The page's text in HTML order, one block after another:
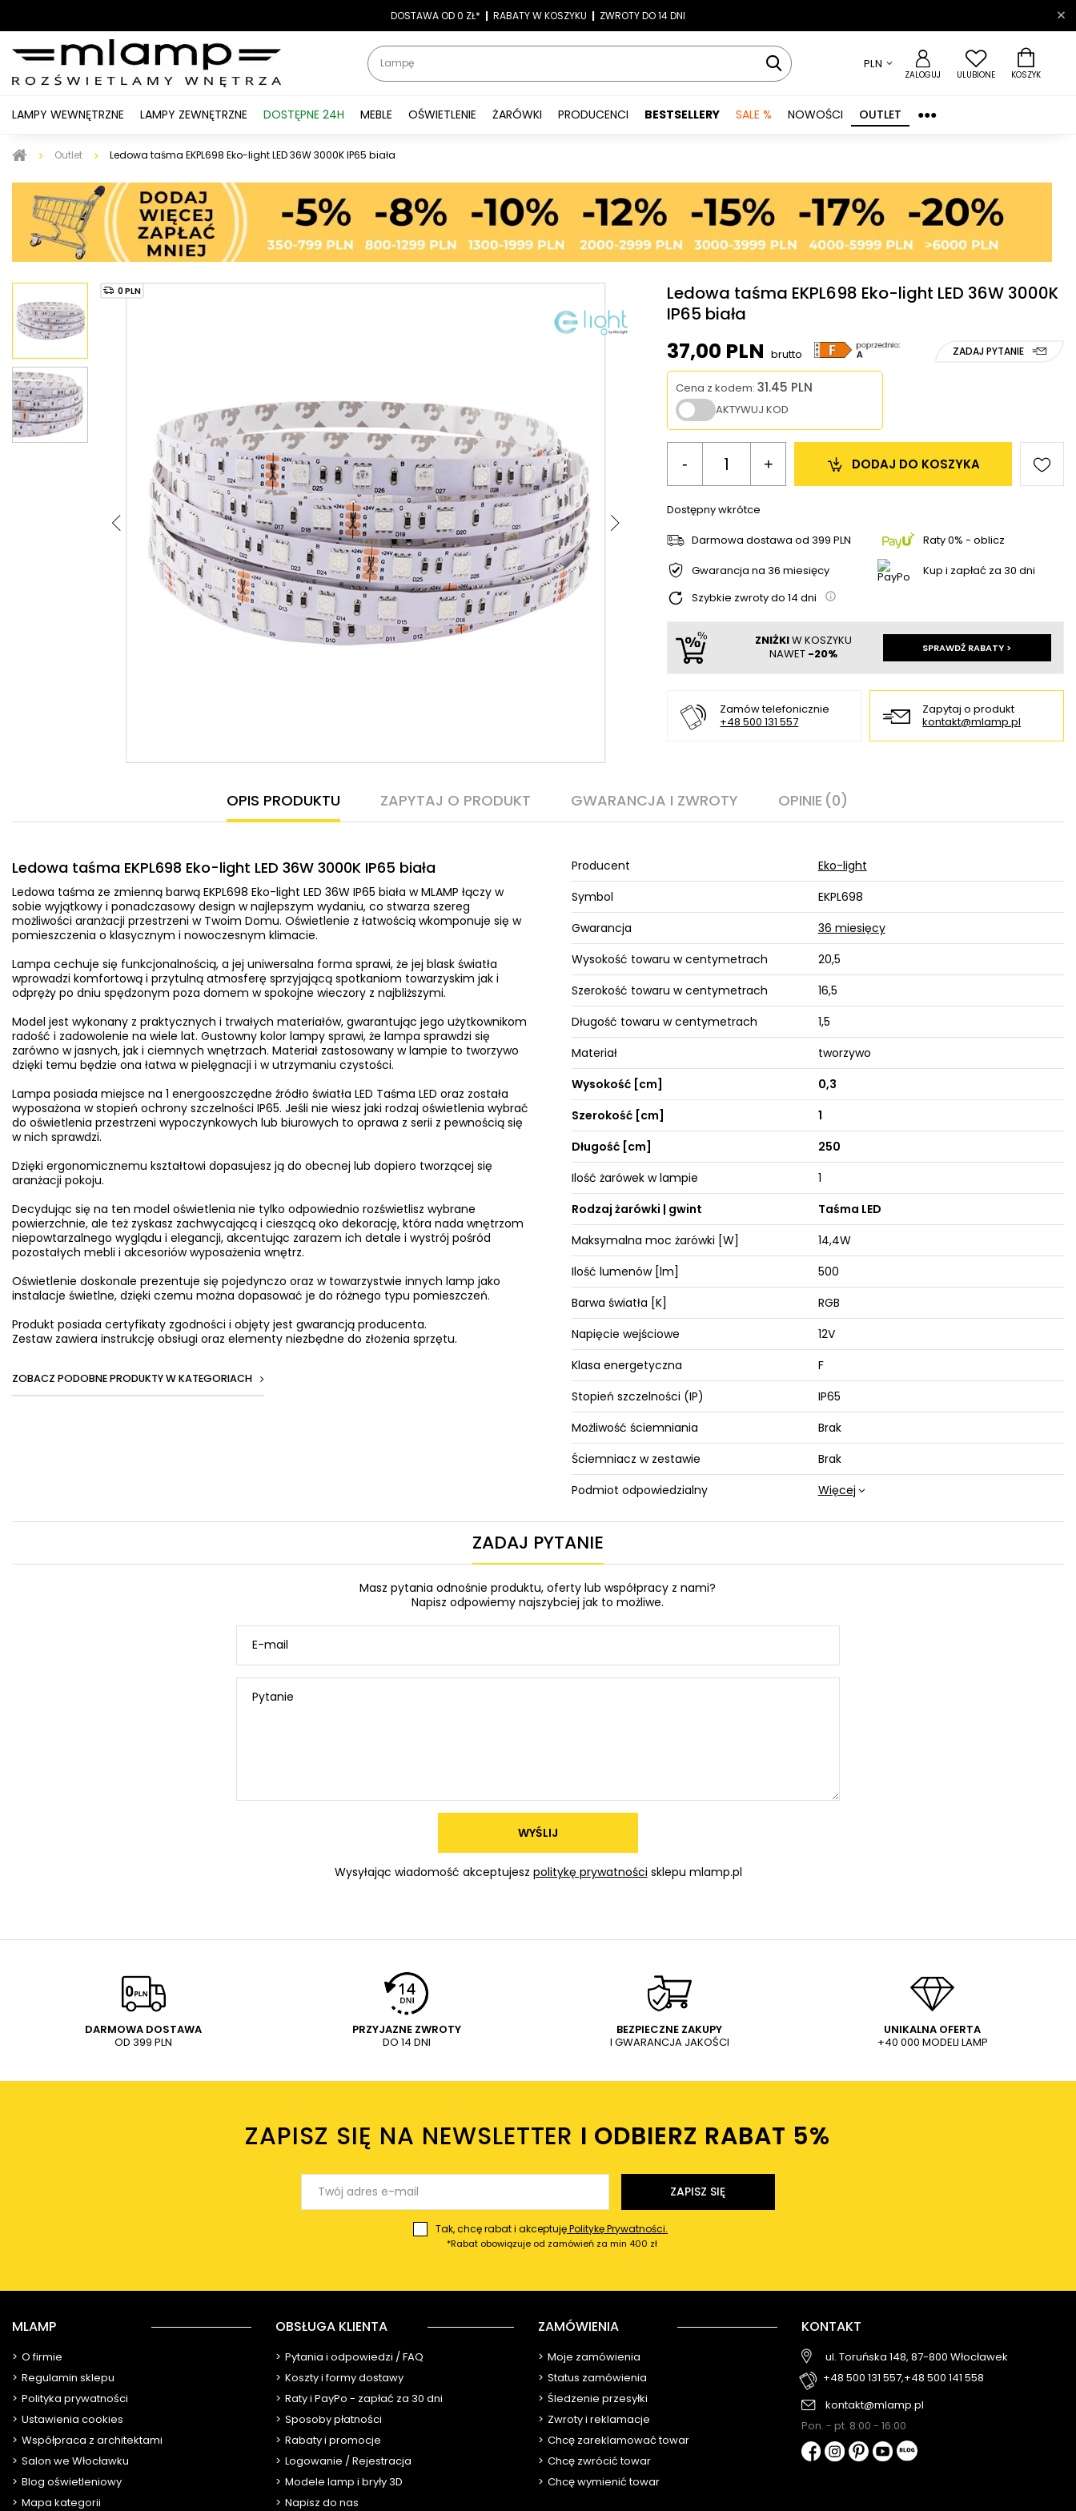
-7% LATO7| NAJWIĘKSZY WYBÓR LAMP
DOSTAWA OD 0 ZŁ* |RABATY W KOSZYKU |ZWROTY DO 14 DNI
PLN
ZALOGUJ ULUBIONE KOSZYK
LAMPY WEWNĘTRZNE LAMPY ZEWNĘTRZNE DOSTĘPNE 24H MEBLE OŚWIETLENIE ŻARÓWKI PRODUCENCI BESTSELLERY SALE % NOWOŚCI OUTLET ●●●
Outlet Ledowa taśma EKPL698 Eko-light LED 36W 3000K IP65 biała
0 PLN
Ledowa taśma EKPL698 Eko-light LED 36W 3000K
IP65 biała
37,00 PLN brutto ZADAJ PYTANIE
Cena z kodem:31.45 PLN
AKTYWUJ KOD
- + DO KOSZYKA
Dostępny wkrótce
Darmowa dostawa od399 PLN
Raty 0% - oblicz
Gwarancja na 36 miesięcy
Kup i zapłać za 30 dni
Szybkie zwroty do 14 dni
ZNIŻKIW KOSZYKU
NAWET -20% SPRAWDŹ RABATY >
Zamów telefonicznie
+48 500 131 557
Zapytaj o produkt
kontakt@mlamp.pl
OPIS PRODUKTU ZAPYTAJ O PRODUKT GWARANCJA I ZWROTY OPINIE (0)
Ledowa taśma EKPL698 Eko-light LED 36W 3000K IP65 biała
Ledowa taśma ze zmienną barwą EKPL698 Eko-light LED 36W IP65 biała w MLAMP łączy w
sobie wyjątkowy i ponadczasowy design w najlepszym wydaniu, co stwarza szereg
możliwości aranżacji przestrzeni w Twoim Domu. Oświetlenie z łatwością wkomponuje się w
pomieszczenia o klasycznym i nowoczesnym klimacie.
Lampa cechuje się funkcjonalnością, a jej uniwersalna forma sprawi, że jej blask światła
wprowadzi komfortową i przytulną atmosferę sprzyjającą spotkaniom towarzyskim jak i
odpręży po dniu spędzonym poza domem w spokojne wieczory z najbliższymi.
Model jest wykonany z praktycznych i trwałych materiałów, gwarantując jego użytkownikom
radość i zadowolenie na wiele lat. Gustowny kolor lampy sprawi, że lampa sprawdzi się
zarówno w jasnych, jak i ciemnych wnętrzach. Materiał zastosowany w lampie to tworzywo
dzięki temu będzie ona łatwa w pielęgnacji i w utrzymaniu czystości.
Lampa posiada miejsce na 1 energooszczędne źródło światła LED Taśma LED oraz została
wyposażona w stopień ochrony szczelności IP65. Jeśli nie wiesz jaki rodzaj oświetlenia wybrać
do oświetlenia przestrzeni wypoczynkowych lub biurowych to oprawa z serii z pewnością się
w nich sprawdzi.
Dzięki ergonomicznemu kształtowi dopasujesz ją do obecnej lub dopiero tworzącej się
aranżacji pokoju.
Decydując się na ten model oświetlenia nie tylko odpowiednio rozświetlisz wybrane
powierzchnie, ale też zyskasz zachwycającą i cieszącą oko dekorację, która nada wnętrzom
niepowtarzalnego wyglądu i elegancji, akcentując zarazem ich detale i wystrój pośród
pozostałych mebli i akcesoriów wyposażenia wnętrz.
Oświetlenie doskonale prezentuje się pojedynczo oraz w towarzystwie innych lamp jako
instalacje świetlne, dzięki czemu można dopasować je do różnego typu pomieszczeń.
Produkt posiada certyfikaty zgodności i objęty jest gwarancją producenta.
Zestaw zawiera instrukcję obsługi oraz elementy niezbędne do złożenia sprzętu.
ZOBACZ PODOBNE PRODUKTY W KATEGORIACH
Producent
Eko-light
Symbol
EKPL698
Gwarancja
36 miesięcy
Wysokość towaru w centymetrach
20,5
Szerokość towaru w centymetrach
16,5
Długość towaru w centymetrach
1,5
Materiał
tworzywo
Wysokość [cm]
0,3
Szerokość [cm]
1
Długość [cm]
250
Ilość żarówek w lampie
1
Rodzaj żarówki | gwint
Taśma LED
Maksymalna moc żarówki [W]
14,4W
Ilość lumenów [lm]
500
Barwa światła [K]
RGB
Napięcie wejściowe
12V
Klasa energetyczna
F
Stopień szczelności (IP)
IP65
Możliwość ściemniania
Brak
Ściemniacz w zestawie
Brak
Podmiot odpowiedzialny
Więcej
ZADAJ PYTANIE
Masz pytania odnośnie produktu, oferty lub współpracy z nami?
Napisz odpowiemy najszybciej jak to możliwe.
E-mail
Pytanie
WYŚLIJ
Wysyłając wiadomość akceptujesz politykę prywatności sklepu mlamp.pl
DARMOWA DOSTAWA
OD 399 PLN
PRZYJAZNE ZWROTY
DO 14 DNI
BEZPIECZNE ZAKUPY
I GWARANCJA JAKOŚCI
UNIKALNA OFERTA
+40 000 MODELI LAMP
ZAPISZ SIĘ NA NEWSLETTER I ODBIERZ RABAT 5%ㅤ
ZAPISZ SIĘ
Tak, chcę rabat i akceptujęPolitykę Prywatności.
*Rabat obowiązuje od zamówień za min 400 zł
MLAMP
O firmie
Regulamin sklepu
Polityka prywatności
Ustawienia cookies
Współpraca z architektami
Salon we Włocławku
Blog oświetleniowy
Mapa kategorii
OBSŁUGA KLIENTA
Pytania i odpowiedzi / FAQ
Koszty i formy dostawy
Raty i PayPo - zapłać za 30 dni
Sposoby płatności
Rabaty i promocje
Logowanie / Rejestracja
Modele lamp i bryły 3D
Napisz do nas
ZAMÓWIENIA
Moje zamówienia
Status zamówienia
Śledzenie przesyłki
Zwroty i reklamacje
Chcę zareklamować towar
Chcę zwrócić towar
Chcę wymienić towar
KONTAKT
ul. Toruńska 148, 87-800 Włocławek
+48 500 131 557,+48 500 141 558
kontakt@mlamp.pl
Pon. - pt. 8:00 - 16:00